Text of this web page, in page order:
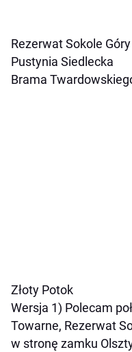
Rezerwat Sokole Góry
Pustynia Siedlecka
Brama
Złoty Potok
Wersja 1) Polecam
Towarne, Rezerwat
w stronę zamku